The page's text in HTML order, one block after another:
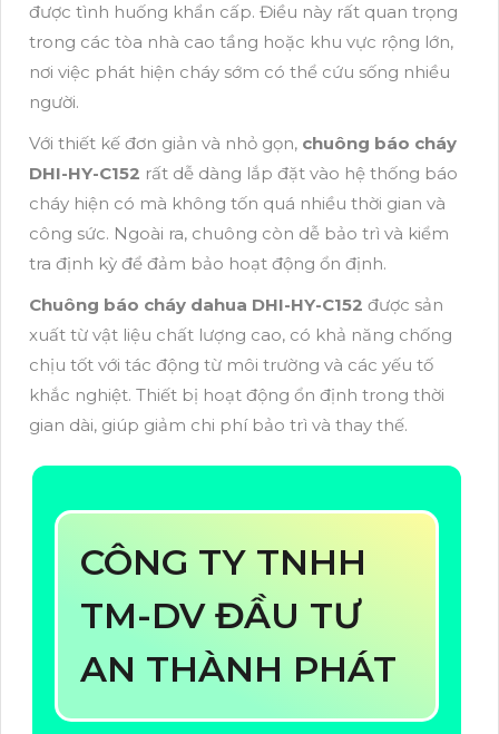
được tình huống khẩn cấp. Điều này rất quan trọng
trong các tòa nhà cao tầng hoặc khu vực rộng lớn,
nơi việc phát hiện cháy sớm có thể cứu sống nhiều
người.
Với thiết kế đơn giản và nhỏ gọn, chuông báo cháy
DHI-HY-C152 rất dễ dàng lắp đặt vào hệ thống báo
cháy hiện có mà không tốn quá nhiều thời gian và
công sức. Ngoài ra, chuông còn dễ bảo trì và kiểm
tra định kỳ để đảm bảo hoạt động ổn định.
Chuông báo cháy dahua DHI-HY-C152 được sản
xuất từ vật liệu chất lượng cao, có khả năng chống
chịu tốt với tác động từ môi trường và các yếu tố
khắc nghiệt. Thiết bị hoạt động ổn định trong thời
gian dài, giúp giảm chi phí bảo trì và thay thế.
CÔNG TY TNHH
TM-DV ĐẦU TƯ
AN THÀNH PHÁT